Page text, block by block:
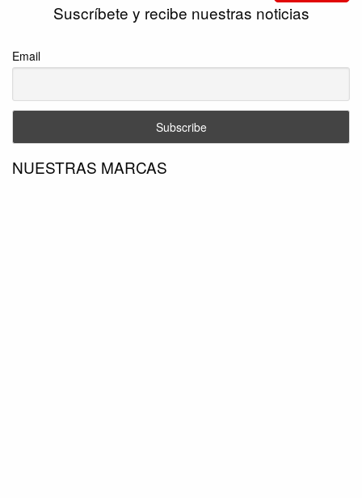
Suscríbete y recibe nuestras noticias
Email
NUESTRAS MARCAS